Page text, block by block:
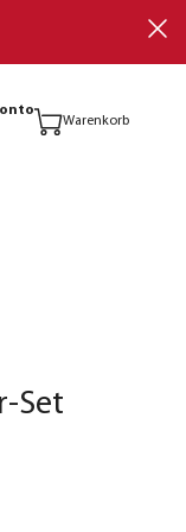
Warenkorb
Set